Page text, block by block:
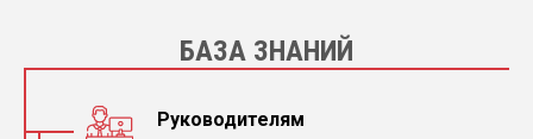
(многоразовые)
Прогреваемые – 37 °C
БАЗА ЗНАНИЙ
Руководителям